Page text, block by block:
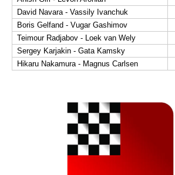
David Navara - Vassily Ivanchuk
Boris Gelfand - Vugar Gashimov
Teimour Radjabov - Loek van Wely
Sergey Karjakin - Gata Kamsky
Hikaru Nakamura - Magnus Carlsen